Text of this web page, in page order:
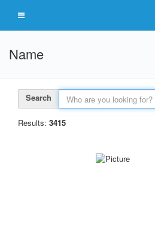
Name
Search
Results: 3415